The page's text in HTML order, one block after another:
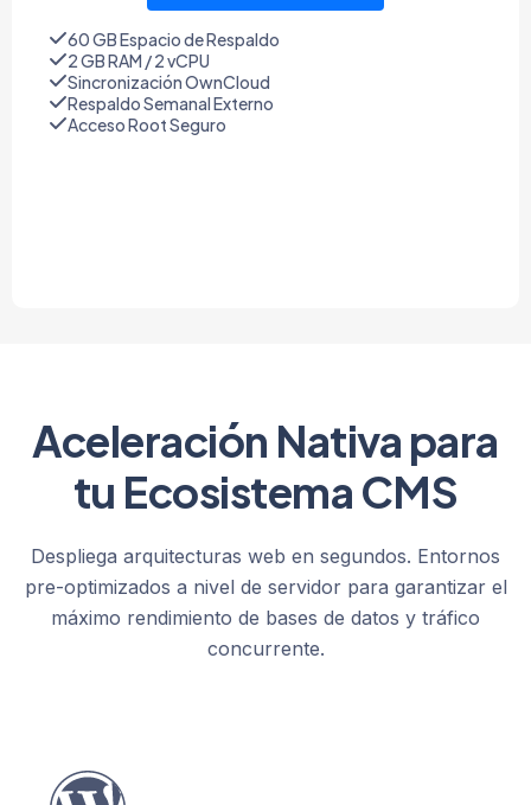
60 GB Espacio de Respaldo
2 GB RAM / 2 vCPU
Sincronización OwnCloud
Respaldo Semanal Externo
Acceso Root Seguro
Aceleración Nativa para
tu Ecosistema CMS
Despliega arquitecturas web en segundos. Entornos
pre-optimizados a nivel de servidor para garantizar el
máximo rendimiento de bases de datos y tráfico
concurrente.